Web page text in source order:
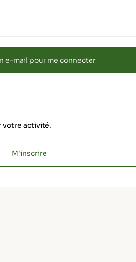
votre activité.
M'inscrire